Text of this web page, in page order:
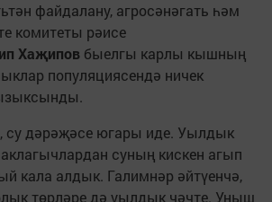
файдалану, агросәнәгать һәм
комитеты рәисе
Хаҗипов быелгы карлы кышның
популяциясендә ничек
су дәрәҗәсе югары иде. Уылдык
суның кискен агып
кала алдык. Галимнәр әйтүенчә,
төрләре дә уылдык чәчте. Уңыш